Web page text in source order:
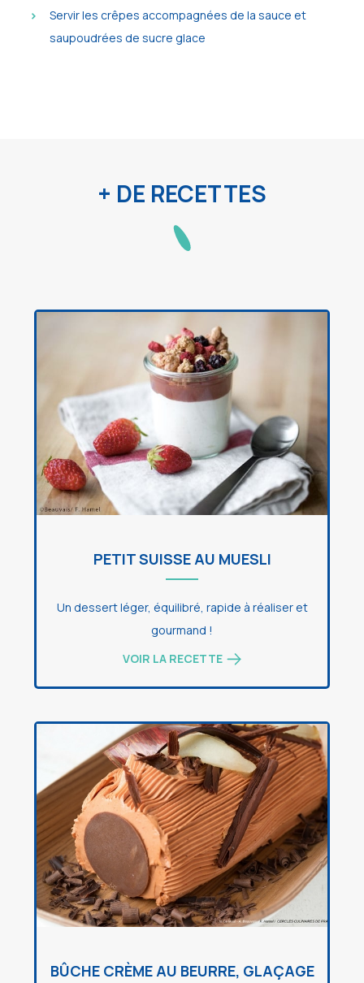
Servir les crêpes accompagnées de la sauce et
saupoudrées de sucre glace
+ DE RECETTES
PETIT SUISSE AU MUESLI
Un dessert léger, équilibré, rapide à réaliser et
gourmand !
VOIR LA RECETTE
BÛCHE CRÈME AU BEURRE, GLAÇAGE